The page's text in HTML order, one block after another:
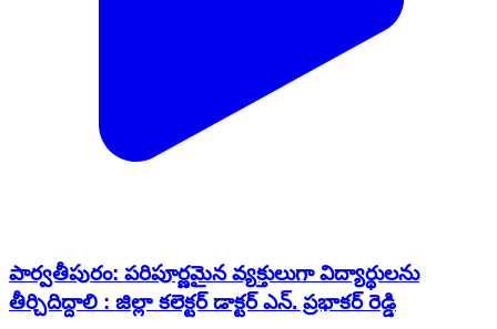
పార్వతీపురం: పరిపూర్ణమైన వ్యక్తులుగా విద్యార్థులను
తీర్చిదిద్దాలి : జిల్లా కలెక్టర్ డాక్టర్ ఎన్. ప్రభాకర్ రెడ్డి